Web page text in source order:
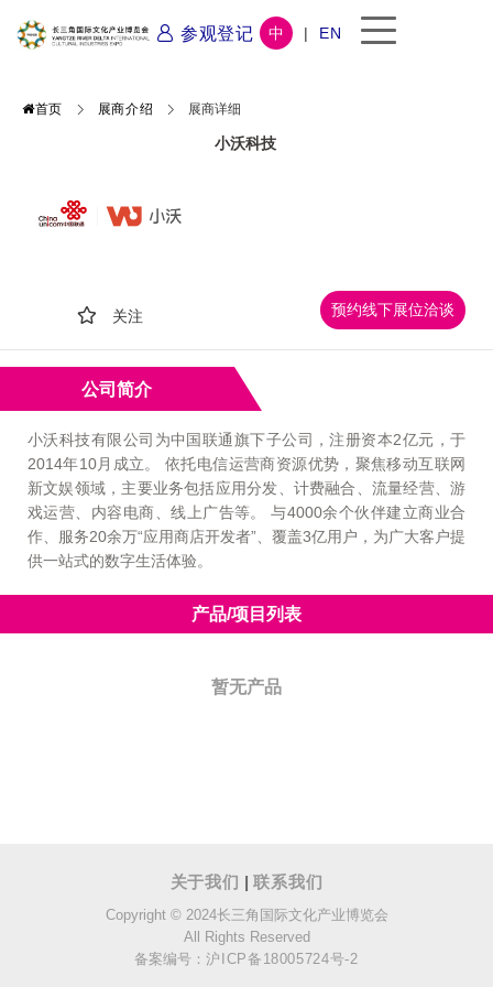
参观登记 中 | EN
首页 展商介绍 展商详细
关注
小沃科技
预约线下展位洽谈
公司简介
小沃科技有限公司为中国联通旗下子公司，注册资本2亿元，于
2014年10月成立。 依托电信运营商资源优势，聚焦移动互联网
新文娱领域，主要业务包括应用分发、计费融合、流量经营、游
戏运营、内容电商、线上广告等。 与4000余个伙伴建立商业合
作、服务20余万“应用商店开发者”、覆盖3亿用户，为广大客户提
供一站式的数字生活体验。
产品/项目列表
暂无产品
关于我们 |联系我们
Copyright © 2024长三角国际文化产业博览会
All Rights Reserved
备案编号：沪ICP备18005724号-2